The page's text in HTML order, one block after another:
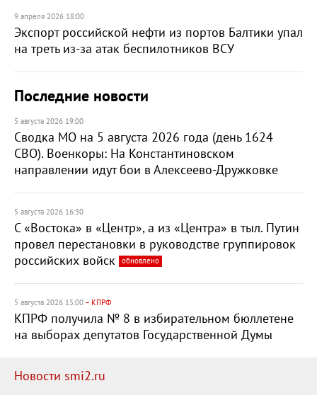
9 апреля 2026 18:00
Экспорт российской нефти из портов Балтики упал
на треть из-за атак беспилотников ВСУ
Последние новости
5 августа 2026 19:00
Сводка МО на 5 августа 2026 года (день 1624
СВО). Военкоры: На Константиновском
направлении идут бои в Алексеево-Дружковке
5 августа 2026 16:30
С «Востока» в «Центр», а из «Центра» в тыл. Путин
провел перестановки в руководстве группировок
российских войск
обновлено
5 августа 2026 15:00 – КПРФ
КПРФ получила № 8 в избирательном бюллетене
на выборах депутатов Государственной Думы
Новости smi2.ru